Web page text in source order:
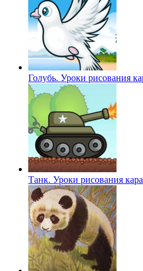
Голубь. Уроки рисования
Танк. Уроки рисования